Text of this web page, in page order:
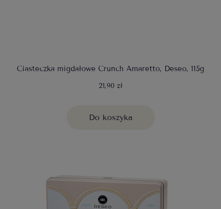
Ciasteczka migdałowe Crunch Amaretto, Deseo, 115g
21,90 zł
Do koszyka